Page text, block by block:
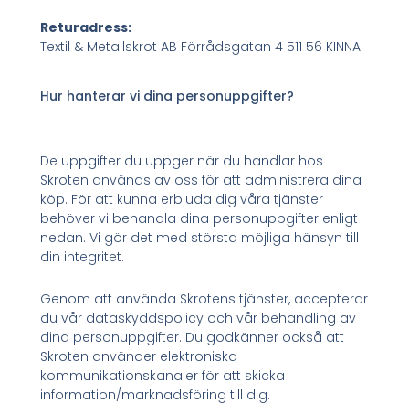
Returadress:
Textil & Metallskrot AB Förrådsgatan 4 511 56 KINNA
Hur hanterar vi dina personuppgifter?
De uppgifter du uppger när du handlar hos
Skroten används av oss för att administrera dina
köp. För att kunna erbjuda dig våra tjänster
behöver vi behandla dina personuppgifter enligt
nedan. Vi gör det med största möjliga hänsyn till
din integritet.
Genom att använda Skrotens tjänster, accepterar
du vår dataskyddspolicy och vår behandling av
dina personuppgifter. Du godkänner också att
Skroten använder elektroniska
kommunikationskanaler för att skicka
information/marknadsföring till dig.